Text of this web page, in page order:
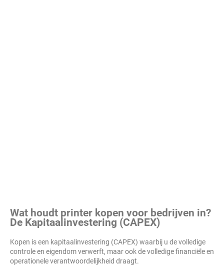
Wat houdt printer kopen voor bedrijven in?
De Kapitaalinvestering (CAPEX)
Kopen is een kapitaalinvestering (CAPEX) waarbij u de volledige
controle en eigendom verwerft, maar ook de volledige financiële en
operationele verantwoordelijkheid draagt.